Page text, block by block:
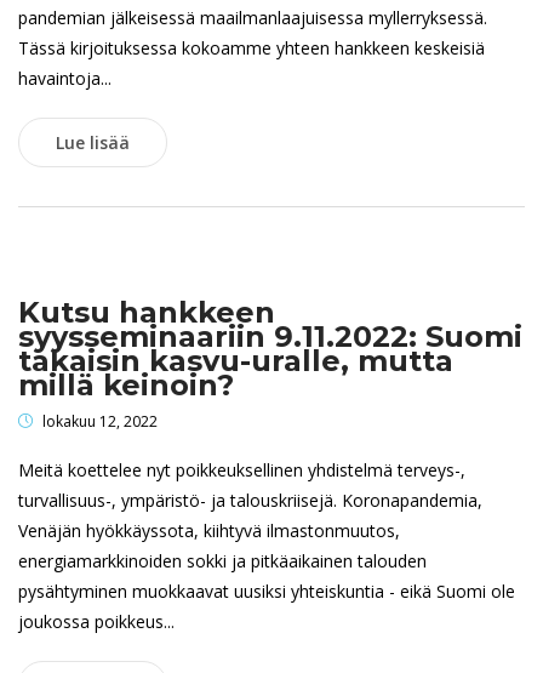
pandemian jälkeisessä maailmanlaajuisessa myllerryksessä.
Tässä kirjoituksessa kokoamme yhteen hankkeen keskeisiä
havaintoja...
Lue lisää
Kutsu hankkeen
syysseminaariin 9.11.2022: Suomi
takaisin kasvu-uralle, mutta
millä keinoin?
lokakuu 12, 2022
Meitä koettelee nyt poikkeuksellinen yhdistelmä terveys-,
turvallisuus-, ympäristö- ja talouskriisejä. Koronapandemia,
Venäjän hyökkäyssota, kiihtyvä ilmastonmuutos,
energiamarkkinoiden sokki ja pitkäaikainen talouden
pysähtyminen muokkaavat uusiksi yhteiskuntia - eikä Suomi ole
joukossa poikkeus...